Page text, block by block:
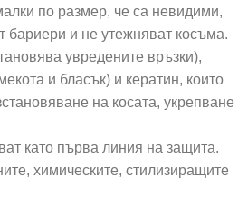
по размер, че са невидими,
бариери и не утежняват косъма.
увредените връзки),
и бласък) и кератин, които
на косата, укрепване
като първа линия на защита.
химическите, стилизиращите